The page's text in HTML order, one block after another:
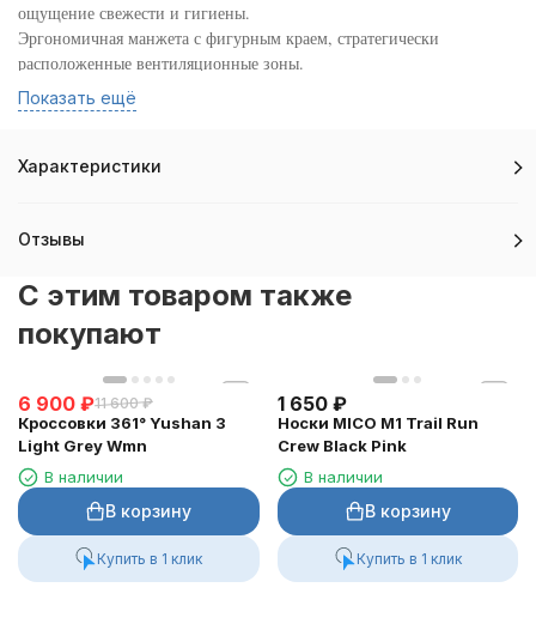
ощущение свежести и гигиены.
Эргономичная манжета с фигурным краем, стратегически
расположенные вентиляционные зоны.
Шестиугольное плетение разработано для плотного прилегания,
защиты от скручивания и стабилизации.
носок Mico Odor Zero сделают Ваши спортивные занятия
Длина: до щиколотки.
полиэстер с серебром.
Сконцентрируйтесь, тренируйтесь и Вы всё преодолеете!
Показать ещё
Характеристики
Отзывы
C этим товаром также
покупают
6 900 ₽11 600 ₽
Кроссовки 361° Yushan 3
Light Grey Wmn
В наличии
В корзину
Купить в 1 клик
1 650 ₽
Носки MICO M1 Trail Run
Crew Black Pink
В наличии
В корзину
Купить в 1 клик